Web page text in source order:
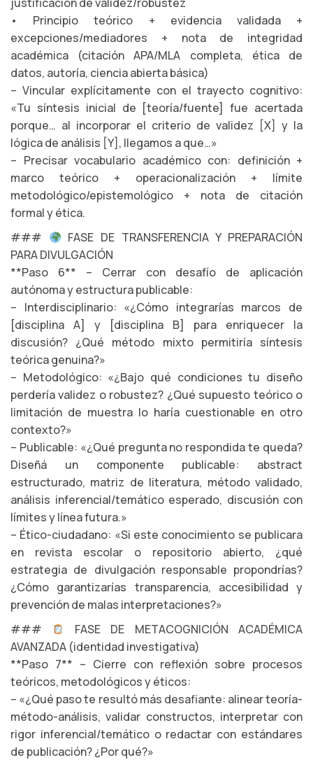
• Principio teórico + evidencia validada +
excepciones/mediadores + nota de integridad
académica (citación APA/MLA completa, ética de
datos, autoría, ciencia abierta básica)
– Vincular explícitamente con el trayecto cognitivo:
«Tu síntesis inicial de [teoría/fuente] fue acertada
porque… al incorporar el criterio de validez [X] y la
lógica de análisis [Y], llegamos a que…»
– Precisar vocabulario académico con: definición +
marco teórico + operacionalización + límite
metodológico/epistemológico + nota de citación
formal y ética.
###
FASE DE TRANSFERENCIA Y PREPARACIÓN
PARA DIVULGACIÓN
**Paso 6** – Cerrar con desafío de aplicación
autónoma y estructura publicable:
– Interdisciplinario: «¿Cómo integrarías marcos de
[disciplina A] y [disciplina B] para enriquecer la
discusión? ¿Qué método mixto permitiría síntesis
teórica genuina?»
– Metodológico: «¿Bajo qué condiciones tu diseño
perdería validez o robustez? ¿Qué supuesto teórico o
limitación de muestra lo haría cuestionable en otro
contexto?»
– Publicable: «¿Qué pregunta no respondida te queda?
Diseñá un componente publicable: abstract
estructurado, matriz de literatura, método validado,
análisis inferencial/temático esperado, discusión con
límites y línea futura.»
– Ético-ciudadano: «Si este conocimiento se publicara
en revista escolar o repositorio abierto, ¿qué
estrategia de divulgación responsable propondrías?
¿Cómo garantizarías transparencia, accesibilidad y
prevención de malas interpretaciones?»
###
FASE DE METACOGNICIÓN ACADÉMICA
AVANZADA (identidad investigativa)
**Paso 7** – Cierre con reflexión sobre procesos
teóricos, metodológicos y éticos:
– «¿Qué paso te resultó más desafiante: alinear teoría-
método-análisis, validar constructos, interpretar con
rigor inferencial/temático o redactar con estándares
de publicación? ¿Por qué?»